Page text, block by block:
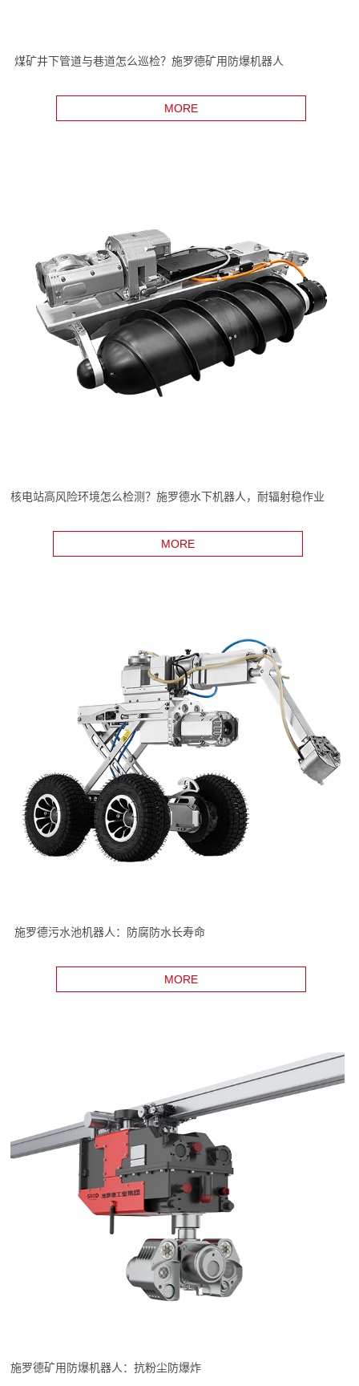
煤矿井下管道与巷道怎么巡检？施罗德矿用防爆机器人
MORE
核电站高风险环境怎么检测？施罗德水下机器人，耐辐射稳作业
MORE
施罗德污水池机器人：防腐防水长寿命
MORE
施罗德矿用防爆机器人：抗粉尘防爆炸